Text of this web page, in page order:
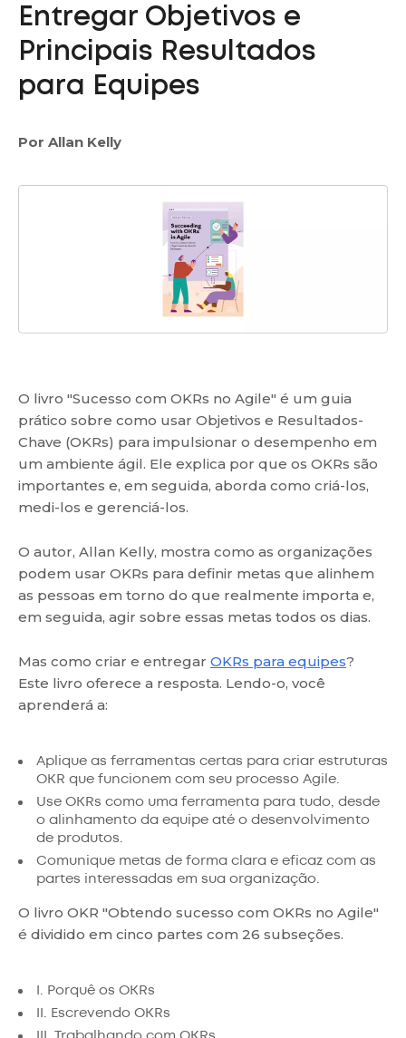
Entregar Objetivos e
Principais Resultados
para Equipes
Por Allan Kelly
O livro "Sucesso com OKRs no Agile" é um guia
prático sobre como usar Objetivos e Resultados-
Chave (OKRs) para impulsionar o desempenho em
um ambiente ágil. Ele explica por que os OKRs são
importantes e, em seguida, aborda como criá-los,
medi-los e gerenciá-los.
O autor, Allan Kelly, mostra como as organizações
podem usar OKRs para definir metas que alinhem
as pessoas em torno do que realmente importa e,
em seguida, agir sobre essas metas todos os dias.
Mas como criar e entregar OKRs para equipes?
Este livro oferece a resposta. Lendo-o, você
aprenderá a:
Aplique as ferramentas certas para criar estruturas
OKR que funcionem com seu processo Agile.
Use OKRs como uma ferramenta para tudo, desde
o alinhamento da equipe até o desenvolvimento
de produtos.
Comunique metas de forma clara e eficaz com as
partes interessadas em sua organização.
O livro OKR "Obtendo sucesso com OKRs no Agile"
é dividido em cinco partes com 26 subseções.
I. Porquê os OKRs
II. Escrevendo OKRs